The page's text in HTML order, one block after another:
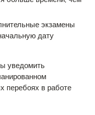
экзамены
дату
уведомить
перебоях в работе